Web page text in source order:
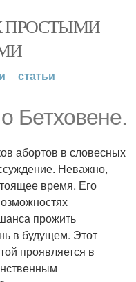
ПРОСТЫМИ
статьи
Бетховене.
абортов в словесных
Неважно,
время. Его
прожить
в будущем. Этот
проявляется в